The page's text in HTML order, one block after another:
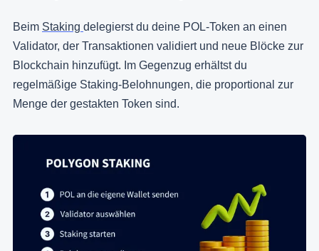
Beim Staking delegierst du deine POL-Token an einen
Validator, der Transaktionen validiert und neue Blöcke zur
Blockchain hinzufügt. Im Gegenzug erhältst du
regelmäßige Staking-Belohnungen, die proportional zur
Menge der gestakten Token sind.